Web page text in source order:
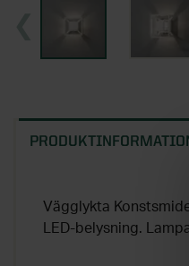
Vägglykta
LED-belysning.